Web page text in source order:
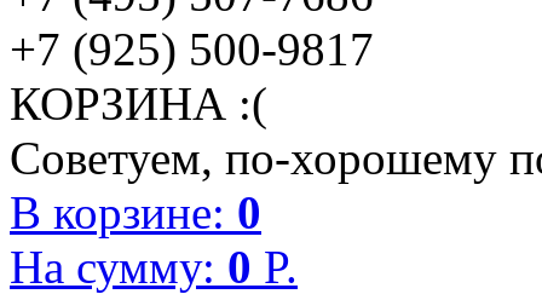
+7 (925) 500-9817
КОРЗИНА :(
Советуем, по-хорошему
В корзине: 0
На сумму: 0 P.